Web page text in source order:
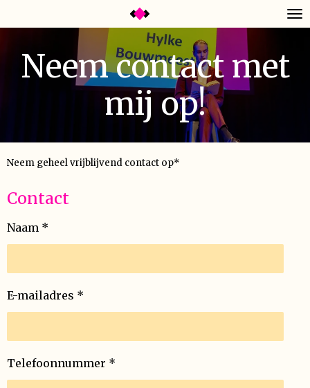
direct
hoofdinhoud
Neem contact met
mij op!
Neem geheel vrijblijvend contact op*
Contact
Naam *
E-mailadres *
Telefoonnummer *